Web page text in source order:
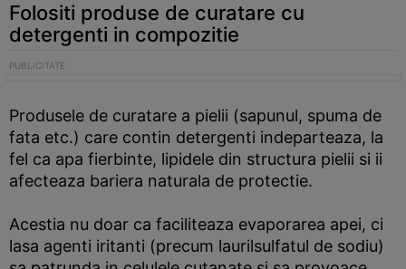
Folositi produse de curatare cu
detergenti in compozitie
Produsele de curatare a pielii (sapunul, spuma de
fata etc.) care contin detergenti indeparteaza, la
fel ca apa fierbinte, lipidele din structura pielii si ii
afecteaza bariera naturala de protectie.
Acestia nu doar ca faciliteaza evaporarea apei, ci
lasa agenti iritanti (precum laurilsulfatul de sodiu)